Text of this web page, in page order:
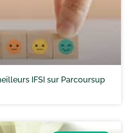
IFSI sur Parcoursup